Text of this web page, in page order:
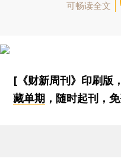
可畅读全文
[《财新周刊》印刷版，
藏单期 ，随时起刊，